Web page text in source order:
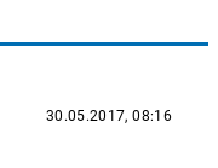
30.05.2017, 08:16